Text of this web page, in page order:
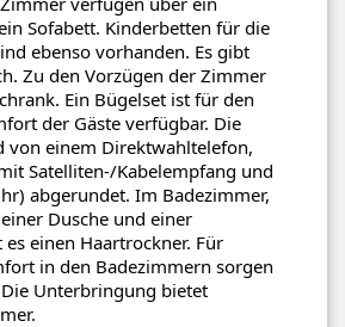
Sofabett. Kinderbetten für die
ebenso vorhanden. Es gibt
Zu den Vorzügen der Zimmer
Ein Bügelset ist für den
der Gäste verfügbar. Die
von einem Direktwahltelefon,
Satelliten-/Kabelempfang und
abgerundet. Im Badezimmer,
Dusche und einer
einen Haartrockner. Für
in den Badezimmern sorgen
Unterbringung bietet